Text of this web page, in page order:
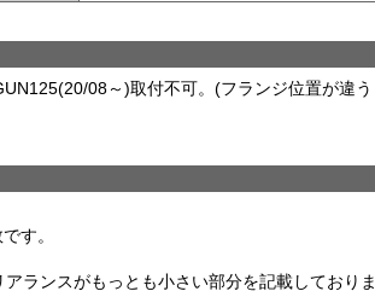
08～)取付不可。(フランジ位置が違う
す。
ランスがもっとも小さい部分を記載しておりま